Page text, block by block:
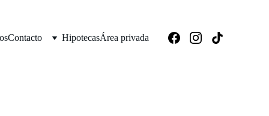
Contacto HipotecasÁrea privada